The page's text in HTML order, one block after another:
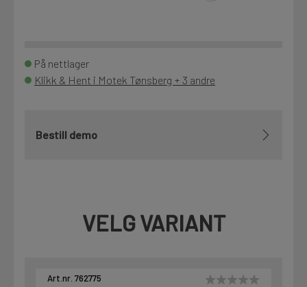
På nettlager
Klikk & Hent i Motek Tønsberg + 3 andre
Bestill demo
VELG VARIANT
Art.nr. 762775